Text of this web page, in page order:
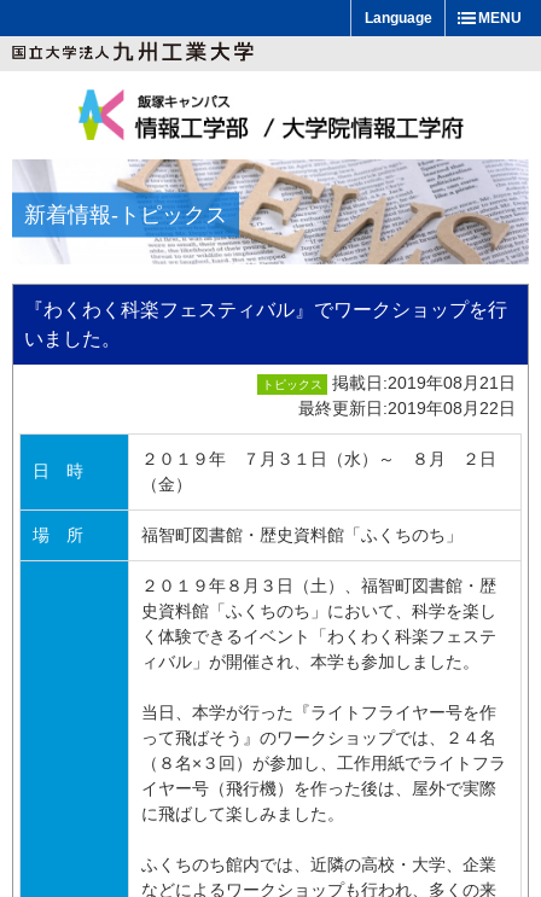
MENU
Language
新着情報-トピックス
『わくわく科楽フェスティバル』でワークショップを行
いました。
トピックス
掲載日:2019年08月21日
最終更新日:2019年08月22日
日 時
２０１９年 ７月３１日（水）～ ８月 ２日
（金）
場 所 福智町図書館・歴史資料館「ふくちのち」
２０１９年８月３日（土）、福智町図書館・歴
史資料館「ふくちのち」において、科学を楽し
く体験できるイベント「わくわく科楽フェステ
ィバル」が開催され、本学も参加しました。
当日、本学が行った『ライトフライヤー号を作
って飛ばそう』のワークショップでは、２４名
（８名×３回）が参加し、工作用紙でライトフラ
イヤー号（飛行機）を作った後は、屋外で実際
に飛ばして楽しみました。
ふくちのち館内では、近隣の高校・大学、企業
などによるワークショップも行われ、多くの来